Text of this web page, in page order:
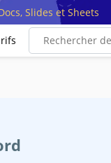
Slides et Sheets